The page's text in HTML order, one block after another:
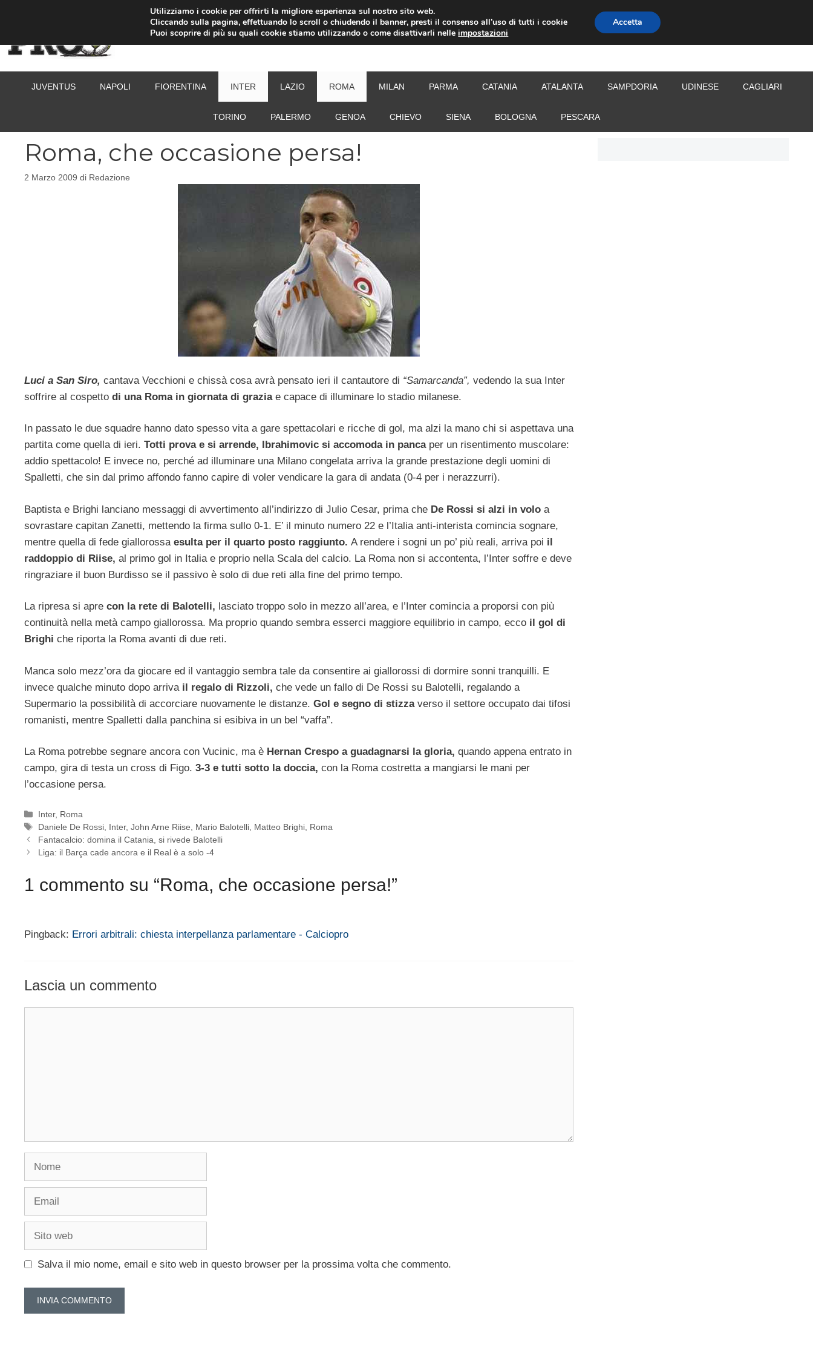
CALCIOMERCATO
JUVENTUS NAPOLI FIORENTINA INTER LAZIO ROMA MILAN PARMA CATANIA ATALANTA SAMPDORIA UDINESE CAGLIARI
TORINO PALERMO GENOA CHIEVO SIENA BOLOGNA PESCARA
Roma, che occasione persa!
2 Marzo 2009 di Redazione
Luci a San Siro, cantava Vecchioni e chissà cosa avrà pensato ieri il cantautore di “Samarcanda”, vedendo la sua Inter
soffrire al cospetto di una Roma in giornata di graziae capace di illuminare lo stadio milanese.
In passato le due squadre hanno dato spesso vita a gare spettacolari e ricche di gol, ma alzi la mano chi si aspettava una
partita come quella di ieri. Totti prova e si arrende, Ibrahimovic si accomoda in pancaper un risentimento muscolare:
addio spettacolo! E invece no, perché ad illuminare una Milano congelata arriva la grande prestazione degli uomini di
Spalletti, che sin dal primo affondo fanno capire di voler vendicare la gara di andata (0-4 per i nerazzurri).
Baptista e Brighi lanciano messaggi di avvertimento all’indirizzo di Julio Cesar, prima che De Rossi si alzi in volo a
sovrastare capitan Zanetti, mettendo la firma sullo 0-1. E’ il minuto numero 22 e l’Italia anti-interista comincia sognare,
mentre quella di fede giallorossa esulta per il quarto posto raggiunto. A rendere i sogni un po’ più reali, arriva poi il
raddoppio di Riise, al primo gol in Italia e proprio nella Scala del calcio. La Roma non si accontenta, l’Inter soffre e deve
ringraziare il buon Burdisso se il passivo è solo di due reti alla fine del primo tempo.
La ripresa si apre con la rete di Balotelli, lasciato troppo solo in mezzo all’area, e l’Inter comincia a proporsi con più
continuità nella metà campo giallorossa. Ma proprio quando sembra esserci maggiore equilibrio in campo, ecco il gol di
Brighi che riporta la Roma avanti di due reti.
Manca solo mezz’ora da giocare ed il vantaggio sembra tale da consentire ai giallorossi di dormire sonni tranquilli. E
invece qualche minuto dopo arriva il regalo di Rizzoli, che vede un fallo di De Rossi su Balotelli, regalando a
Supermario la possibilità di accorciare nuovamente le distanze. Gol e segno di stizza verso il settore occupato dai tifosi
romanisti, mentre Spalletti dalla panchina si esibiva in un bel “vaffa”.
La Roma potrebbe segnare ancora con Vucinic, ma è Hernan Crespo a guadagnarsi la gloria, quando appena entrato in
campo, gira di testa un cross di Figo. 3-3 e tutti sotto la doccia, con la Roma costretta a mangiarsi le mani per
l’occasione persa.
Categorie
Inter, Roma
Tag
Daniele De Rossi Inter,John Arne Riise Mario Balotelli Matteo Brighi Roma
Fantacalcio: domina il Catania, si rivede Balotelli
Liga: il Barça cade ancora e il Real è a solo -4
1 commento su “Roma, che occasione persa!”
Pingback: Errori arbitrali: chiesta interpellanza parlamentare - Calciopro
Lascia un commento
Salva il mio nome, email e sito web in questo browser per la prossima volta che commento.
Utilizziamo i cookie per offrirti la migliore esperienza sul nostro sito web.
Cliccando sulla pagina, effettuando lo scroll o chiudendo il banner, presti il consenso all’uso di tutti i cookie
Puoi scoprire di più su quali cookie stiamo utilizzando o come disattivarli nelleimpostazioni
Accetta